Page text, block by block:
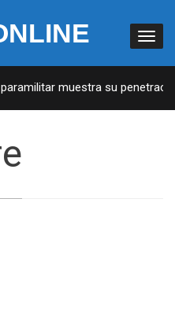
muestra su